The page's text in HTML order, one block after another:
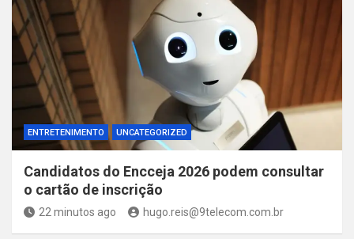
ENTRETENIMENTO UNCATEGORIZED
Candidatos do Encceja 2026 podem consultar
o cartão de inscrição
22 minutos ago hugo.reis@9telecom.com.br